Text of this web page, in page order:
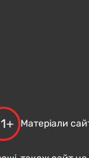
Матеріали